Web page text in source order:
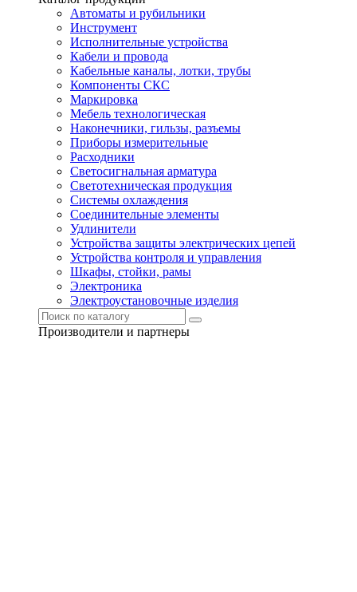
Автоматы и рубильники
Инструмент
Исполнительные устройства
Кабели и провода
Кабельные каналы, лотки, трубы
Компоненты СКС
Маркировка
Мебель технологическая
Наконечники, гильзы, разъемы
Приборы измерительные
Расходники
Светосигнальная арматура
Светотехническая продукция
Системы охлаждения
Соединительные элементы
Удлинители
Устройства защиты электрических цепей
Устройства контроля и управления
Шкафы, стойки, рамы
Электроника
Электроустановочные изделия
Производители и партнеры